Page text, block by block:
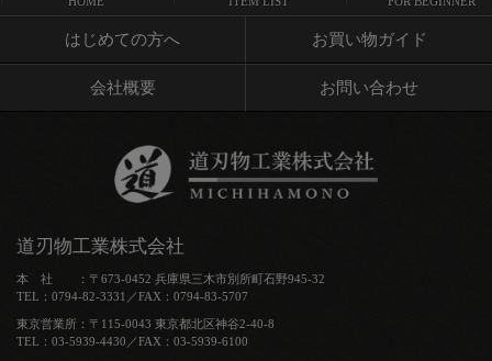
はじめての方へ お買い物ガイド
会社概要 お問い合わせ
道刃物工業株式会社
本 社 ：〒673-0452 兵庫県三木市別所町石野945-32
TEL：0794-82-3331／FAX：0794-83-5707
東京営業所：〒115-0043 東京都北区神谷2-40-8
TEL：03-5939-4430／FAX：03-5939-6100